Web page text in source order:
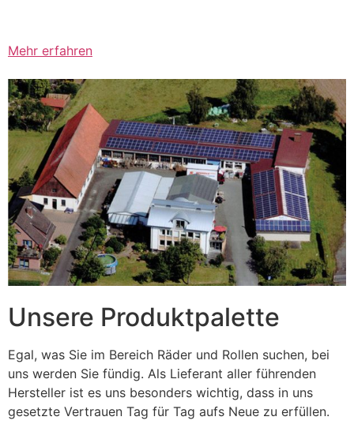
Mehr erfahren
Unsere Produktpalette
Egal, was Sie im Bereich Räder und Rollen suchen, bei
uns werden Sie fündig. Als Lieferant aller führenden
Hersteller ist es uns besonders wichtig, dass in uns
gesetzte Vertrauen Tag für Tag aufs Neue zu erfüllen.